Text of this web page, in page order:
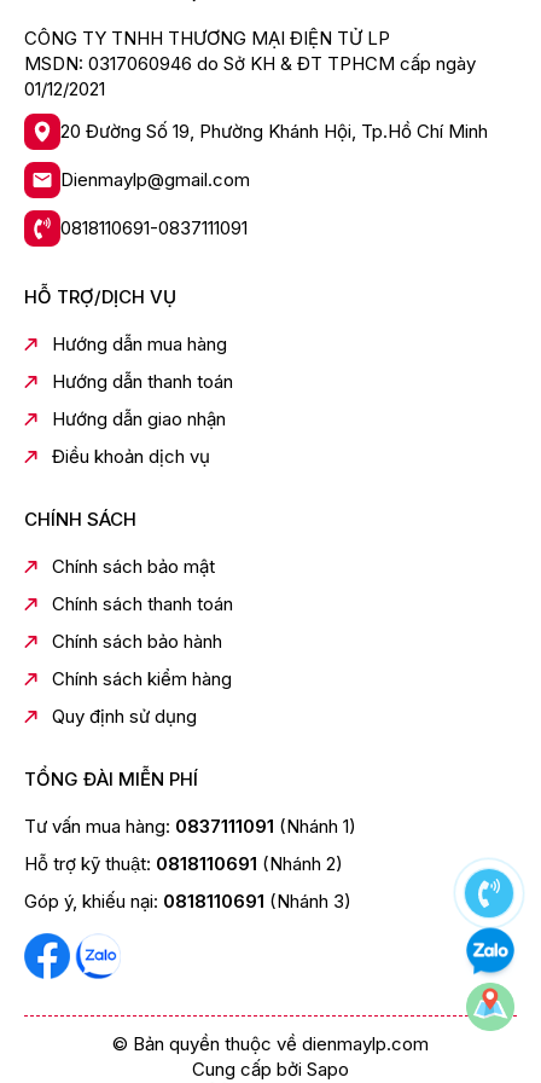
Âm thanh Dolby sống động
Tận hưởng âm thanh siêu thực, được tăng cường với
Dolby Audio. Được thiết kế để đưa bạn vào giữa mọi
cảnh – với độ trong như pha lê, lời thoại sắc nét hơn và
chi tiết tuyệt vời. Từ trận bóng đến loạt phim truyền
hình yêu thích của bạn – giải trí chưa bao giờ nghe hay
hơn thế.
Khám phá những bộ phim và chương trình mới từ các
những gì bạn đã xem và sở thích của bạn giúp bạn dễ
Nhiều chế độ xem
Các chế độ cảnh khác nhau được tùy chỉnh cho bạn
CÔNG TY TNHH THƯƠNG MẠI ĐIỆN TỬ LP
MSDN: 0317060946 do Sở KH & ĐT TPHCM cấp ngày
01/12/2021
20 Đường Số 19, Phường Khánh Hội, Tp.Hồ Chí Minh
Dienmaylp@gmail.com
0818110691-0837111091
HỖ TRỢ/DỊCH VỤ
Hướng dẫn mua hàng
Hướng dẫn thanh toán
Hướng dẫn giao nhận
Điều khoản dịch vụ
CHÍNH SÁCH
Chính sách bảo mật
Chính sách thanh toán
Chính sách bảo hành
Chính sách kiểm hàng
Quy định sử dụng
TỔNG ĐÀI MIỄN PHÍ
Tư vấn mua hàng: 0837111091 (Nhánh 1)
Hỗ trợ kỹ thuật: 0818110691 (Nhánh 2)
Góp ý, khiếu nại: 0818110691 (Nhánh 3)
© Bản quyền thuộc về dienmaylp.com
Cung cấp bởi Sapo